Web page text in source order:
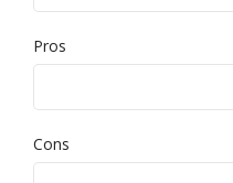
Pros
Cons